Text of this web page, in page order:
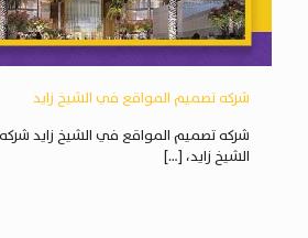
شركه تصميم المواقع في الشيخ زايد
شركه تصميم المواقع في الشيخ زايد
الشيخ زايد، […]